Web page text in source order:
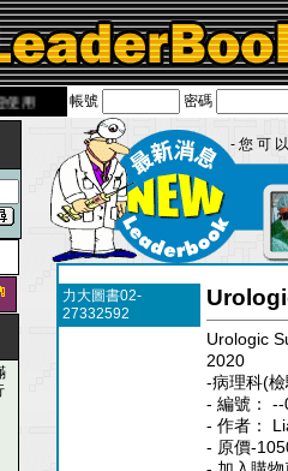
旅遊卡！！
帳號 密碼
- 您 可 以
力大圖書02-
27332592
Urologic
2020
-病理科(
- 編號：
- 作者：
- 原價-